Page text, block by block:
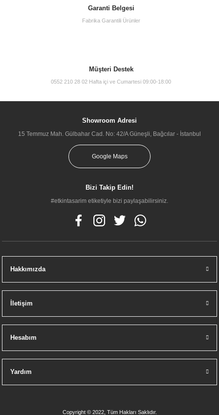
Garanti Belgesi
Fabrika Garantili Ürünler
Müşteri Destek
0552 210 28 02 Hafta içi ve Cumartesi 09:00-18:00
Showroom Adresi
15 Temmuz Mah. Gülbahar Cad. No: 42/A Güneşli, Bağcılar - İstanbul
Google Maps
Bizi Takip Edin!
#etkintasarim etiketiyle bizi paylaşabilirsiniz.
Hakkımızda
İletişim
Hesabım
Yardım
Copyright © 2022, Tüm Hakları Saklıdır.